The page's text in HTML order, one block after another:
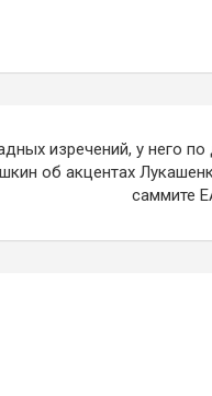
изречений, у него по
об акцентах
саммите